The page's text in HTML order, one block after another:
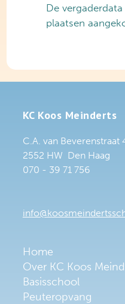
De
plaatsen
KC Koos Meinderts
C.A. van Beverenstraat
2552 HW Den Haag
070 - 39 71 756
Home
Over KC Koos
Basisschool
Peuteropvang